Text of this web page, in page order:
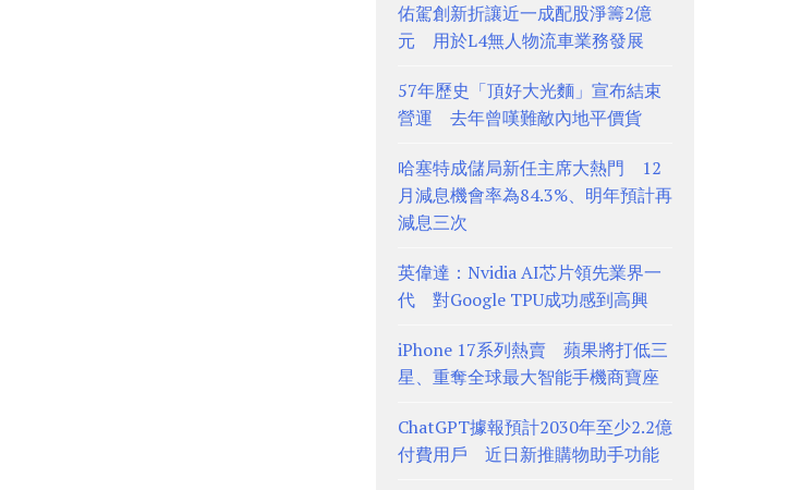
佑駕創新折讓近一成配股淨籌2億
元 用於L4無人物流車業務發展
57年歷史「頂好大光麵」宣布結束
營運 去年曾嘆難敵內地平價貨
哈塞特成儲局新任主席大熱門 12
月減息機會率為84.3%、明年預計再
減息三次
英偉達：Nvidia AI芯片領先業界一
代 對Google TPU成功感到高興
iPhone 17系列熱賣 蘋果將打低三
星、重奪全球最大智能手機商寶座
ChatGPT據報預計2030年至少2.2億
付費用戶 近日新推購物助手功能